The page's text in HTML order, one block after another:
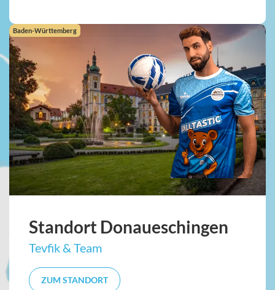
Standort Donaueschingen
Tevfik & Team
ZUM STANDORT
Baden-Württemberg